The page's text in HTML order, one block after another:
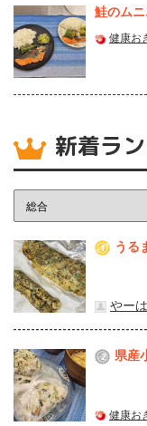
鮭のム
健康お
新着ラ
1 うる
やー
2 県産
健康お